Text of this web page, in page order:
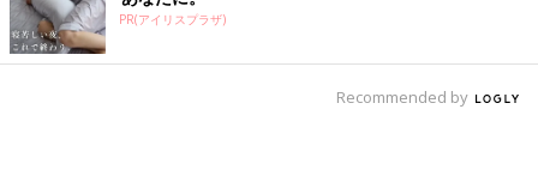
PR(アイリスプラザ)
Recommended by